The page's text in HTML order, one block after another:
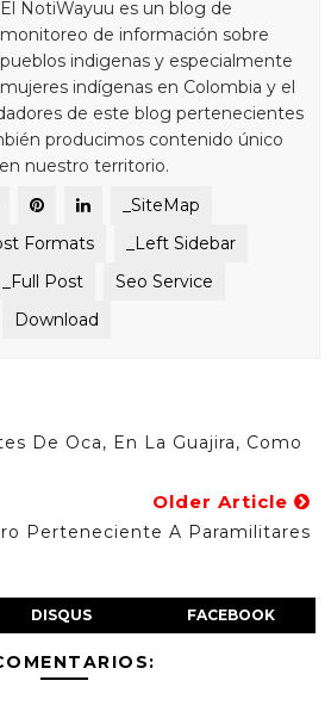
El NotiWayuu es un blog de
monitoreo de información sobre
pueblos indigenas y especialmente
mujeres indígenas en Colombia y el
de este blog pertenecientes
producimos contenido único
nuestro territorio.
_SiteMap
Formats
_Left Sidebar
_Full Post
Seo Service
Download
De Oca, En La Guajira, Como
Older Article
Perteneciente A Paramilitares
DISQUS FACEBOOK